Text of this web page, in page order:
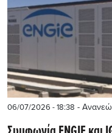
06/07/2026 - 18:38 -